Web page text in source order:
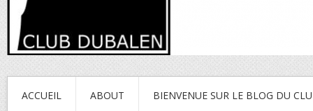
ACCUEIL ABOUT BIENVENUE SUR LE BLOG DU